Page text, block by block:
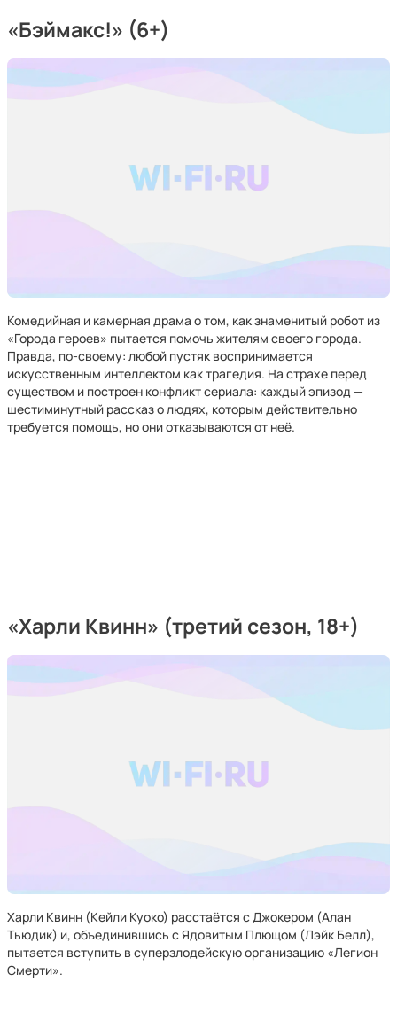
«Бэймакс!» (6+)
Комедийная и камерная драма о том, как знаменитый робот из
«Города героев» пытается помочь жителям своего города.
Правда, по-своему: любой пустяк воспринимается
искусственным интеллектом как трагедия. На страхе перед
существом и построен конфликт сериала: каждый эпизод —
шестиминутный рассказ о людях, которым действительно
требуется помощь, но они отказываются от неё.
«Харли Квинн» (третий сезон, 18+)
Харли Квинн (Кейли Куоко) расстаётся с Джокером (Алан
Тьюдик) и, объединившись с Ядовитым Плющом (Лэйк Белл),
пытается вступить в суперзлодейскую организацию «Легион
Смерти».